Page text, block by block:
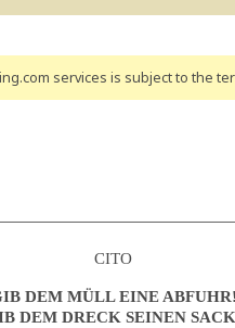
services is subject to the
CITO
DEM MÜLL EINE
DEM DRECK SEINEN